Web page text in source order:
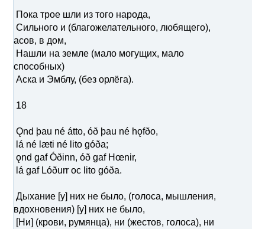
Пока трое шли из того народа,
Сильного и (благожелательного, любящего),
асов, в дом,
Нашли на земле (мало могущих, мало
способных)
Аска и Эмблу, (без орлёга).
18
Ǫnd þau né átto, óð þau né hǫfðo,
lá né læti né lito góða;
ǫnd gaf Óðinn, óð gaf Hœnir,
lá gaf Lóðurr oc lito góða.
Дыхание [у] них не было, (голоса, мышления,
вдохновения) [у] них не было,
[Ни] (крови, румянца), ни (жестов, голоса), ни